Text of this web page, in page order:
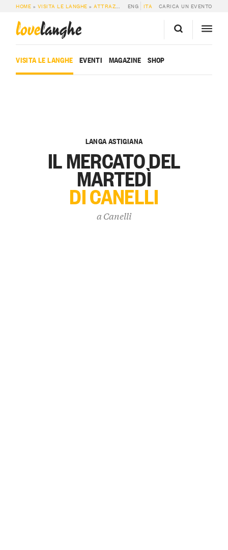
HOME » VISITA LE LANGHE »ATTRAZIONI »IL MERCATO DEL MARTEDÌ DI
ENG ITA CARICA UN EVENTO
lovelanghe
VISITA LE LANGHE EVENTI MAGAZINE SHOP
LANGA ASTIGIANA
IL MERCATO DEL
MARTEDÌ
DI CANELLI
a Canelli